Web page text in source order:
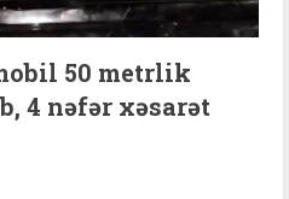
50 metrlik
4 nəfər xəsarət